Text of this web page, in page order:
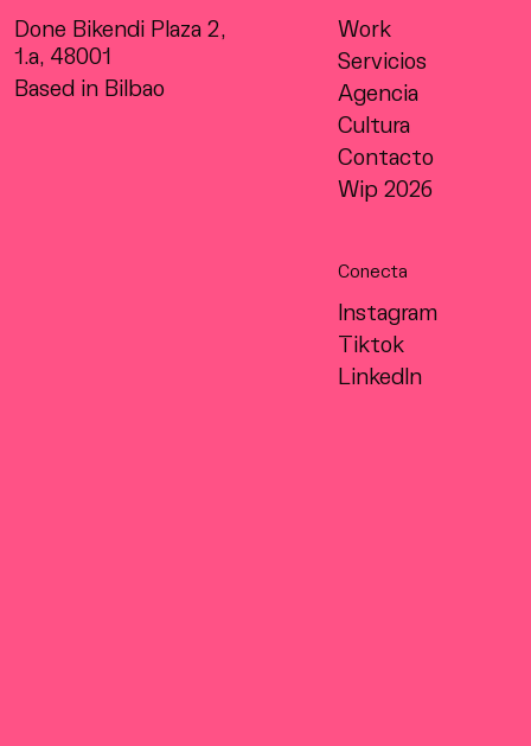
Done Bikendi Plaza 2,
1.a, 48001
Based in Bilbao
Work
Servicios
Agencia
Cultura
Contacto
Wip 2026
Conecta
Instagram
Tiktok
LinkedIn